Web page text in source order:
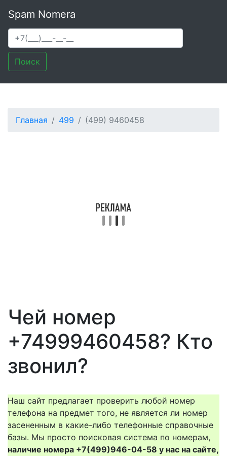
Spam Nomera
Поиск
Главная 499 (499) 9460458
Чей номер
+74999460458? Кто
звонил?
Наш сайт предлагает проверить любой номер
телефона на предмет того, не является ли номер
засененным в какие-либо телефонные справочные
базы. Мы просто поисковая система по номерам,
наличие номера +7(499)946-04-58 у нас на сайте,